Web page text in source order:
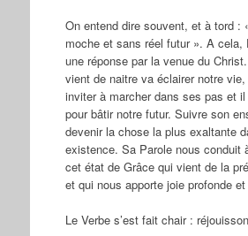
On entend dire souvent, et à tord :
moche et sans réel futur ». A cela,
une réponse par la venue du
vient de naitre va éclairer notre
inviter à marcher dans ses pas et
pour bâtir notre futur. Suivre son
devenir la chose la plus exaltante
existence. Sa Parole nous conduit
cet état de Grâce qui vient de la
et qui nous apporte joie profonde
Le Verbe s’est fait chair :